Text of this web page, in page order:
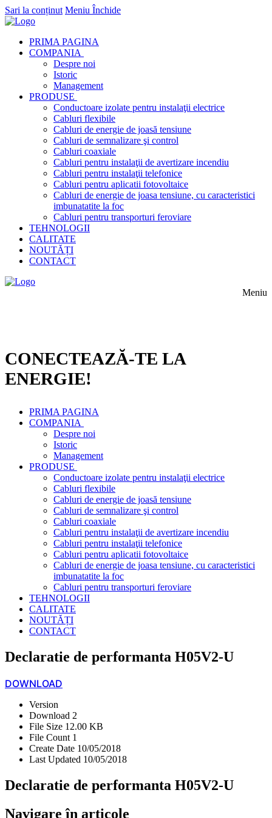
Sari la conținut Meniu Închide
PRIMA PAGINA
COMPANIA
Despre noi
Istoric
Management
PRODUSE
Conductoare izolate pentru instalaţii electrice
Cabluri flexibile
Cabluri de energie de joasă tensiune
Cabluri de semnalizare şi control
Cabluri coaxiale
Cabluri pentru instalaţii de avertizare incendiu
Cabluri pentru instalaţii telefonice
Cabluri pentru aplicatii fotovoltaice
Cabluri de energie de joasa tensiune, cu caracteristici
imbunatatite la foc
Cabluri pentru transporturi feroviare
TEHNOLOGII
CALITATE
NOUTĂȚI
CONTACT
Meniu
CONECTEAZĂ-TE LA
ENERGIE!
PRIMA PAGINA
COMPANIA
Despre noi
Istoric
Management
PRODUSE
Conductoare izolate pentru instalaţii electrice
Cabluri flexibile
Cabluri de energie de joasă tensiune
Cabluri de semnalizare şi control
Cabluri coaxiale
Cabluri pentru instalaţii de avertizare incendiu
Cabluri pentru instalaţii telefonice
Cabluri pentru aplicatii fotovoltaice
Cabluri de energie de joasa tensiune, cu caracteristici
imbunatatite la foc
Cabluri pentru transporturi feroviare
TEHNOLOGII
CALITATE
NOUTĂȚI
CONTACT
Declaratie de performanta H05V2-U
DOWNLOAD
Version
Download 2
File Size 12.00 KB
File Count 1
Create Date 10/05/2018
Last Updated 10/05/2018
Declaratie de performanta H05V2-U
Navigare în articole